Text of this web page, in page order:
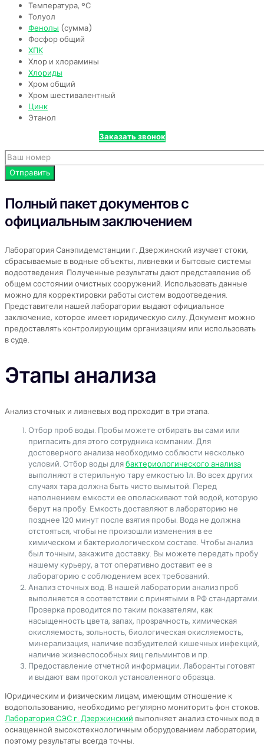
Температура, °С
Толуол
Фенолы (сумма)
Фосфор общий
ХПК
Хлор и хлорамины
Хлориды
Хром общий
Хром шестивалентный
Цинк
Этанол
Заказать звонок
Полный пакет документов с
официальным заключением
Лаборатория Санэпидемстанции г. Дзержинский изучает стоки,
сбрасываемые в водные объекты, ливневки и бытовые системы
водоотведения. Полученные результаты дают представление об
общем состоянии очистных сооружений. Использовать данные
можно для корректировки работы систем водоотведения.
Представители нашей лаборатории выдают официальное
заключение, которое имеет юридическую силу. Документ можно
предоставлять контролирующим организациям или использовать
в суде.
Этапы анализа
Анализ сточных и ливневых вод проходит в три этапа.
Отбор проб воды. Пробы можете отбирать вы сами или
пригласить для этого сотрудника компании. Для
достоверного анализа необходимо соблюсти несколько
условий. Отбор воды длябактериологического анализа
выполняют в стерильную тару емкостью 1л. Во всех других
случаях тара должна быть чисто вымытой. Перед
наполнением емкости ее ополаскивают той водой, которую
берут на пробу. Емкость доставляют в лабораторию не
позднее 120 минут после взятия пробы. Вода не должна
отстояться, чтобы не произошли изменения в ее
химическом и бактериологическом составе. Чтобы анализ
был точным, закажите доставку. Вы можете передать пробу
нашему курьеру, а тот оперативно доставит ее в
лабораторию с соблюдением всех требований.
Анализ сточных вод. В нашей лаборатории анализ проб
выполняется в соответствии с принятыми в РФ стандартами.
Проверка проводится по таким показателям, как
насыщенность цвета, запах, прозрачность, химическая
окисляемость, зольность, биологическая окисляемость,
минерализация, наличие возбудителей кишечных инфекций,
наличие жизнеспособных яиц гельминтов и пр.
Предоставление отчетной информации. Лаборанты готовят
и выдают вам протокол установленного образца.
Юридическим и физическим лицам, имеющим отношение к
водопользованию, необходимо регулярно мониторить фон стоков.
Лаборатория СЭС г. Дзержинский выполняет анализ сточных вод в
оснащенной высокотехнологичным оборудованием лаборатории,
поэтому результаты всегда точны.